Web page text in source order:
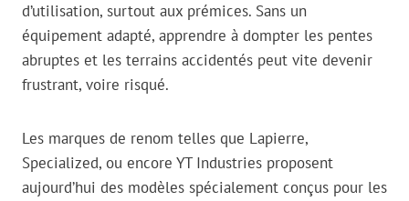
d’utilisation, surtout aux prémices. Sans un
équipement adapté, apprendre à dompter les pentes
abruptes et les terrains accidentés peut vite devenir
frustrant, voire risqué.
Les marques de renom telles que Lapierre,
Specialized, ou encore YT Industries proposent
aujourd’hui des modèles spécialement conçus pour les